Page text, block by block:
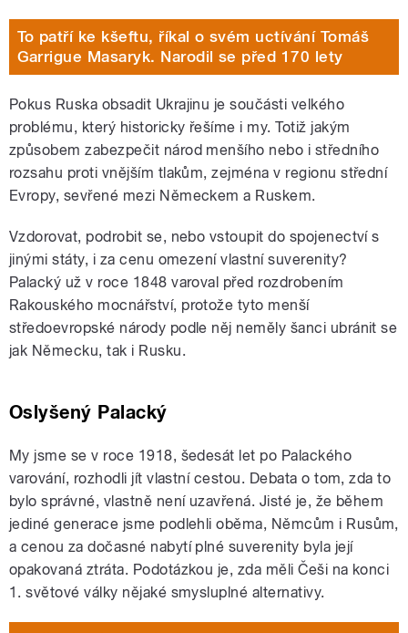
To patří ke kšeftu, říkal o svém uctívání Tomáš
Garrigue Masaryk. Narodil se před 170 lety
Pokus Ruska obsadit Ukrajinu je součásti velkého
problému, který historicky řešíme i my. Totiž jakým
způsobem zabezpečit národ menšího nebo i středního
rozsahu proti vnějším tlakům, zejména v regionu střední
Evropy, sevřené mezi Německem a Ruskem.
Vzdorovat, podrobit se, nebo vstoupit do spojenectví s
jinými státy, i za cenu omezení vlastní suverenity?
Palacký už v roce 1848 varoval před rozdrobením
Rakouského mocnářství, protože tyto menší
středoevropské národy podle něj neměly šanci ubránit se
jak Německu, tak i Rusku.
Oslyšený Palacký
My jsme se v roce 1918, šedesát let po Palackého
varování, rozhodli jít vlastní cestou. Debata o tom, zda to
bylo správné, vlastně není uzavřená. Jisté je, že během
jediné generace jsme podlehli oběma, Němcům i Rusům,
a cenou za dočasné nabytí plné suverenity byla její
opakovaná ztráta. Podotázkou je, zda měli Češi na konci
1. světové války nějaké smysluplné alternativy.